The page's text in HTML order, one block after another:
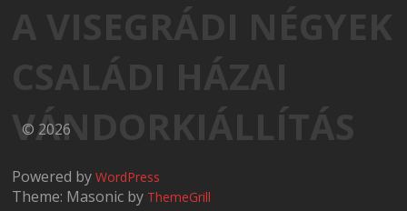
A VISEGRÁDI NÉGYEK
CSALÁDI HÁZAI
VÁNDORKIÁLLÍTÁS
© 2026
Powered byWordPress
Theme: Masonic by ThemeGrill